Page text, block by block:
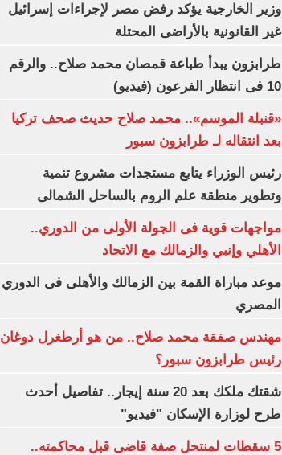
وزير الخارجية يؤكد رفض مصر لإجراءات إسرائيل
غير القانونية بالأراضى المحتلة
طرابزون يبدأ طباعة قمصان محمد صلاح.. والرقم
10 فى انتظار الفرعون (فيديو)
«قنبلة الموسم».. محمد صلاح حديث صحف تركيا
بعد انتقاله لـ طرابزون سبور
رئيس الوزراء يتابع مستجدات مشروع تنمية
وتطوير منطقة علم الروم بالساحل الشمالى
مواجهات قوية فى الجولة الأولى من الدوري..
الأهلي وإنبي والزمالك مع الاتحاد
موعد مباراة القمة بين الزمالك والأهلى فى الدوري
المصري
مهندس صفقة محمد صلاح.. من هو أرطغرل دوغان
رئيس طرابزون سبور؟
شقتك ملكك بعد 20 سنة إيجار.. تفاصيل أحدث
طرح لوزارة الإسكان "فيديو"
5 سقطات لمنتحل صفة قاضى قبل محاكمته..